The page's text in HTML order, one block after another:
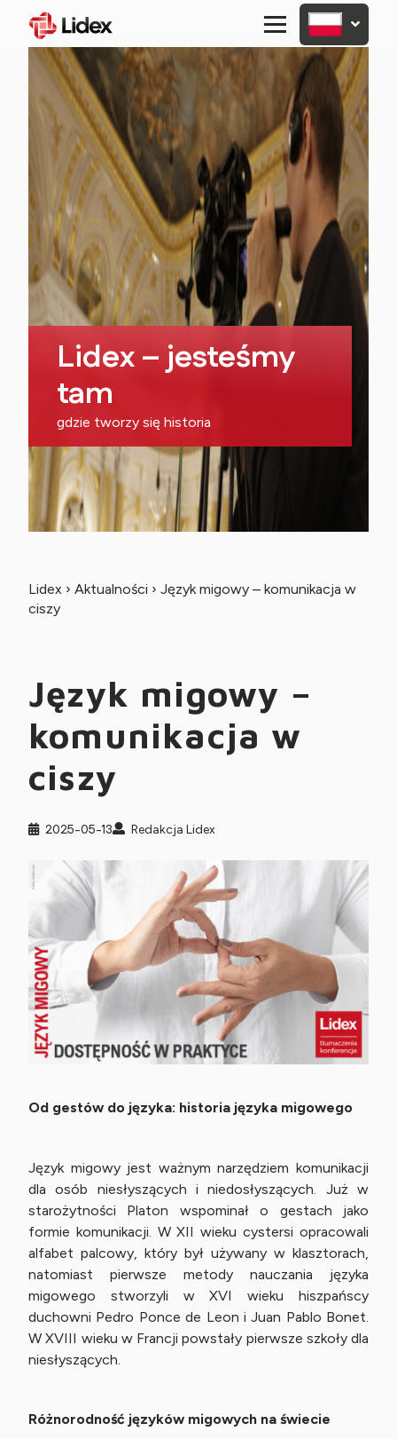
Primary
Menu
Lidex – jesteśmy
tam
gdzie tworzy się historia
Lidex › Aktualności › Język migowy – komunikacja w
ciszy
Język migowy –
komunikacja w
ciszy
2025-05-13 Redakcja Lidex
Od gestów do języka: historia języka migowego
Język migowy jest ważnym narzędziem komunikacji
dla osób niesłyszących i niedosłyszących. Już w
starożytności Platon wspominał o gestach jako
formie komunikacji. W XII wieku cystersi opracowali
alfabet palcowy, który był używany w klasztorach,
natomiast pierwsze metody nauczania języka
migowego stworzyli w XVI wieku hiszpańscy
duchowni Pedro Ponce de Leon i Juan Pablo Bonet.
W XVIII wieku w Francji powstały pierwsze szkoły dla
niesłyszących.
Różnorodność języków migowych na świecie